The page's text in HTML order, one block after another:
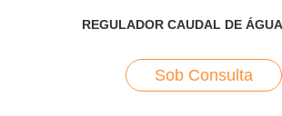
REGULADOR CAUDAL DE
Sob Consulta